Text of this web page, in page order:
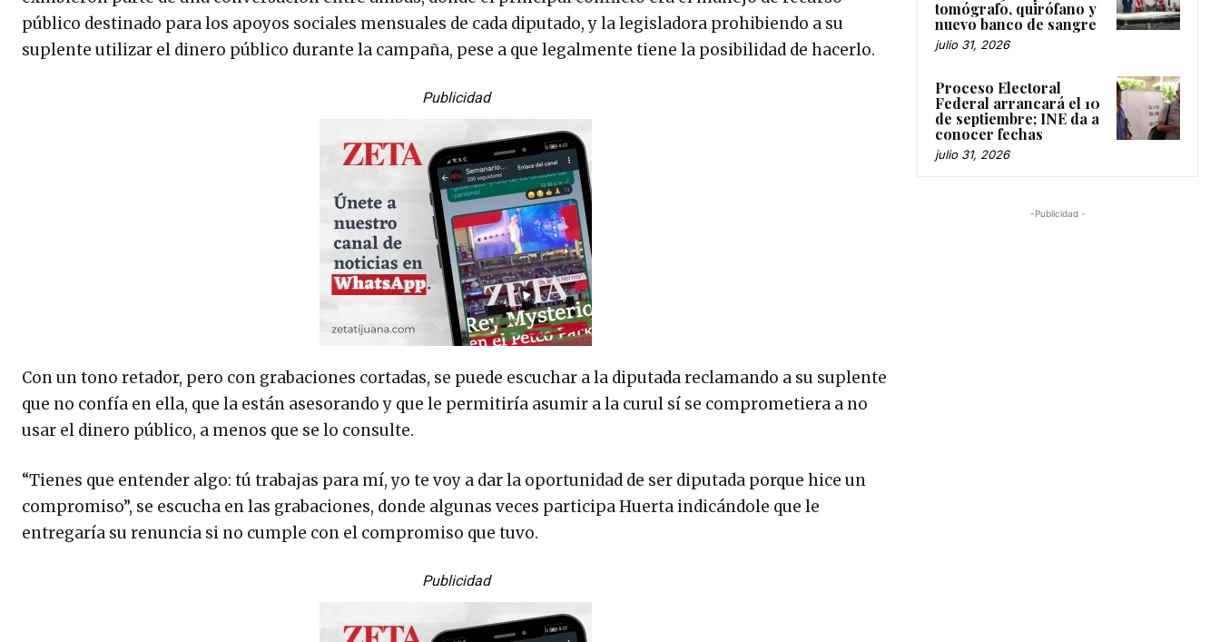
público destinado para los apoyos sociales mensuales de cada diputado, y la legisladora prohibiendo a su
suplente utilizar el dinero público durante la campaña, pese a que legalmente tiene la posibilidad de hacerlo.
Publicidad
Con un tono retador, pero con grabaciones cortadas, se puede escuchar a la diputada reclamando a su suplente
que no confía en ella, que la están asesorando y que le permitiría asumir a la curul sí se comprometiera a no
usar el dinero público, a menos que se lo consulte.
“Tienes que entender algo: tú trabajas para mí, yo te voy a dar la oportunidad de ser diputada porque hice un
compromiso”, se escucha en las grabaciones, donde algunas veces participa Huerta indicándole que le
entregaría su renuncia si no cumple con el compromiso que tuvo.
Publicidad
tomógrafo, quirófano y
nuevo banco de sangre
julio 31, 2026
Proceso Electoral
Federal arrancará el 10
de septiembre; INE da a
conocer fechas
julio 31, 2026
-Publicidad -